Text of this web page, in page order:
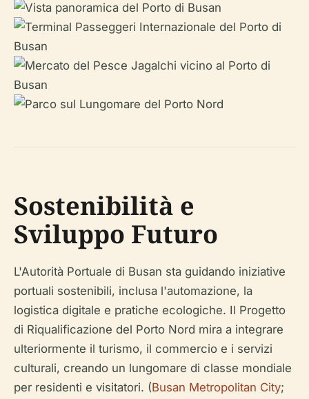
Sostenibilità e
Sviluppo Futuro
L'Autorità Portuale di Busan sta guidando iniziative
portuali sostenibili, inclusa l'automazione, la
logistica digitale e pratiche ecologiche. Il Progetto
di Riqualificazione del Porto Nord mira a integrare
ulteriormente il turismo, il commercio e i servizi
culturali, creando un lungomare di classe mondiale
per residenti e visitatori. (Busan Metropolitan City;